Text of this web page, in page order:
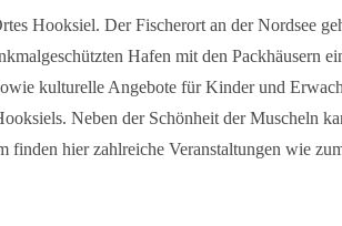
Hooksiel. Der Fischerort an der Nordsee
Hafen mit den Packhäusern
kulturelle Angebote für Kinder und
Neben der Schönheit der Muscheln
finden hier zahlreiche Veranstaltungen wie